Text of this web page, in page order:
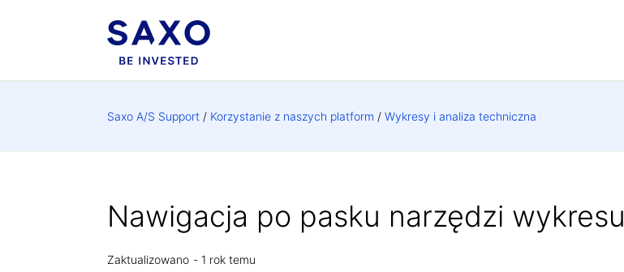
Saxo A/S Support Korzystanie z naszych platform Wykresy i analiza techniczna
Nawigacja po pasku narzędzi wykresu
Zaktualizowano 1 rok temu